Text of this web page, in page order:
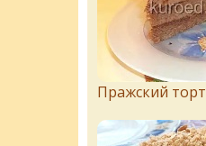
Пражский торт